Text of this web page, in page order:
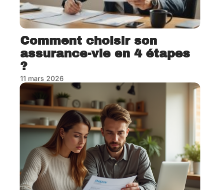
Comment choisir son
assurance-vie en 4 étapes
?
11 mars 2026